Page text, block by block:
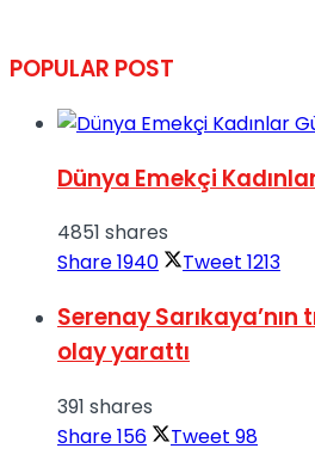
POPULAR POST
Dünya Emekçi
4851 shares
Share1940 Tweet 1213
Serenay
olay yarattı
391 shares
Share156 Tweet 98